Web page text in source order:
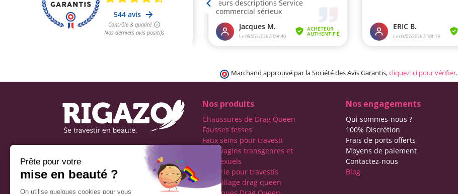
Marchand approuvé par la Société des Avis Garantis,cliquez ici pour vérifier.
française spécialisée dans
le travestissement de
Nos produits
Chaussures de Drag Queen
Fausses fesses
Faux seins pour travesti
Faux vagins transgenres et
transexuels
Lingerie pour travestis
Maquillage drag queen
Nos engagements
Qui sommes-nous ?
100% Discrétion
Frais de ports offerts
Moyens de paiement
Contactez-nous
Blog